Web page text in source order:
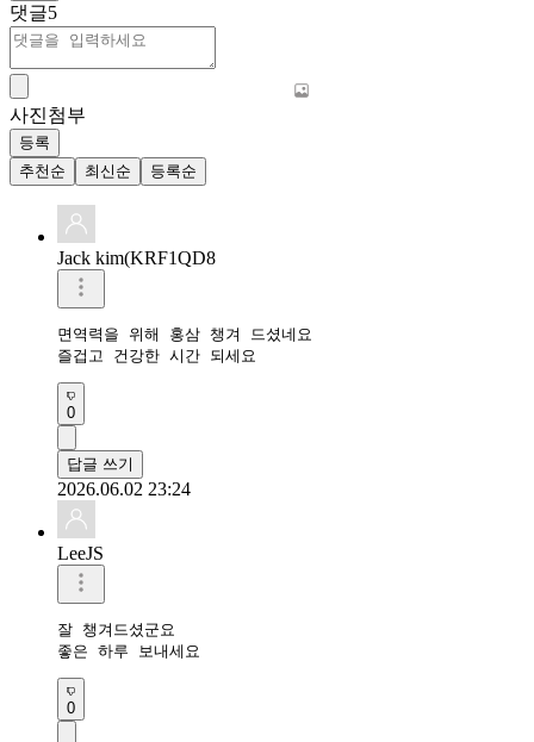
댓글5
사진첨부
등록
추천순
최신순 등록순
Jack kim(KRF1QD8
면역력을 위해 홍삼 챙겨 드셨네요
즐겁고 건강한 시간 되세요
0
답글 쓰기
2026.06.02 23:24
LeeJS
잘 챙겨드셨군요
좋은 하루 보내세요
0